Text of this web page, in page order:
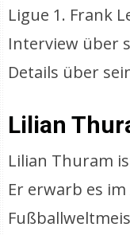
Ligue 1. Frank
Interview über
Details über
Lilian
Lilian Thuram
Er erwarb es